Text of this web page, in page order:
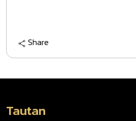
Share
Tautan